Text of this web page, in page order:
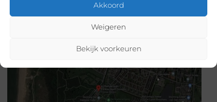
Akkoord
Weigeren
Bekijk voorkeuren
AANVULLENDE INFORMATIE
Verfailleweg 620, 1783BW Den Helder